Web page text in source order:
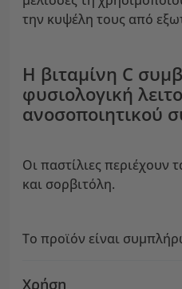
την κυψέλη τους από
Η βιταμίνη C
φυσιολογική
ανοσοποιητικού
Οι παστίλιες περιέχουν
και σορβιτόλη.
Το προϊόν είναι
Χρήση